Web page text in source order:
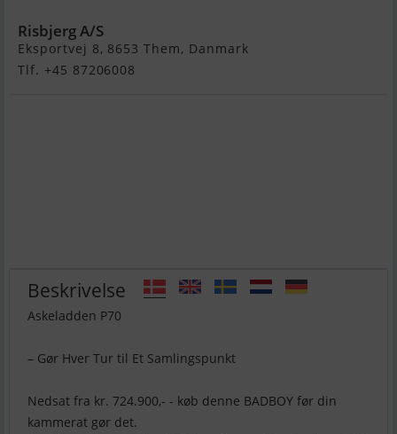
Risbjerg A/S
Eksportvej 8, 8653 Them, Danmark
Tlf. +45 87206008
Beskrivelse
Askeladden P70
– Gør Hver Tur til Et Samlingspunkt
Nedsat fra kr. 724.900,- - køb denne BADBOY før din
kammerat gør det.